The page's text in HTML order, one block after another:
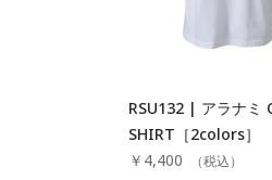
RSU132 | アラナミ
SHIRT［2colors］
￥4,400
（税込）